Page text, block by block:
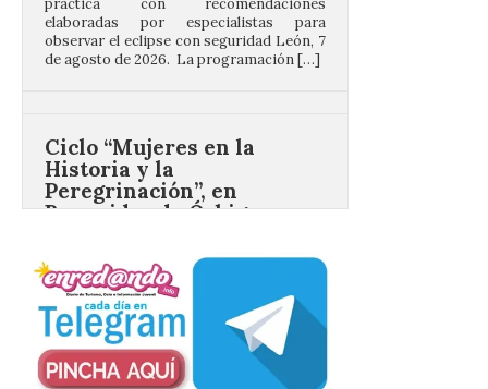
Ciclo “Mujeres en la
Benavides de Órbigo.
7 Ago 2026
Alonso, sobre la
peregrinación femenina.
Presentación del Libro
“Va de Monjas”, de José
Fernando Cornejo. Apertura de una doble
exposición de fotografía. Este viernes, 7
de agosto, a las 20,00 horas, en el